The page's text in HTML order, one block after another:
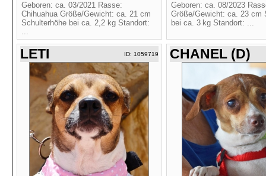
Geboren: ca. 03/2021 Rasse:
Chihuahua Größe/Gewicht: ca. 21 cm
Schulterhöhe bei ca. 2,2 kg Standort:
...
Geboren: ca. 08/2023
Größe/Gewicht: ca. 23 cm
bei ca. 3 kg Standort: ...
LETI ID: 1059719 CHANEL (D)